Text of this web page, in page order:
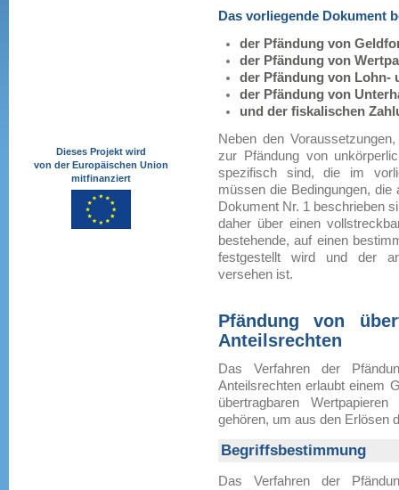
Das vorliegende Dokument
der Pfändung von
der Pfändung von
der Pfändung von Lohn-
der Pfändung von
und der fiskalischen
Neben den
zur Pfändung von
spezifisch sind, die im
müssen die Bedingungen,
Dokument Nr. 1 beschrieben
daher über einen
bestehende, auf einen
festgestellt wird und der
versehen ist.
Pfändung von
Anteilsrechten
Das Verfahren der
Anteilsrechten erlaubt einem
übertragbaren
gehören, um aus den Erlösen
Begriffsbestimmung
Das Verfahren der
Dieses Projekt wird
von der Europäischen Union
mitfinanziert